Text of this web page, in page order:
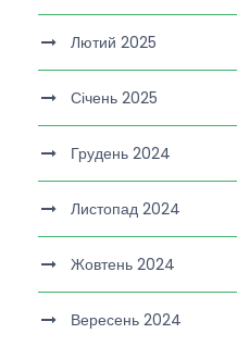
Лютий 2025
Січень 2025
Грудень 2024
Листопад 2024
Жовтень 2024
Вересень 2024